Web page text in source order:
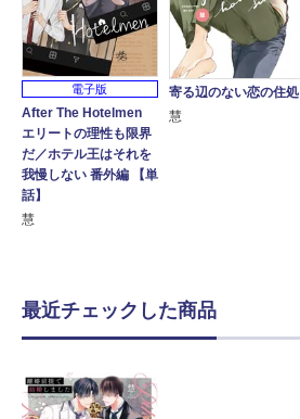
電子版
After The Hotelmen
エリートの理性も限界
だ／ホテル王はそれを
我慢しない 番外編 【単
話】
慧
寄る辺のない恋の住処
慧
最近チェックした商品